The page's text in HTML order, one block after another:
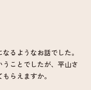
るようなお話でした。
うことでしたが、平山さ
らえますか。